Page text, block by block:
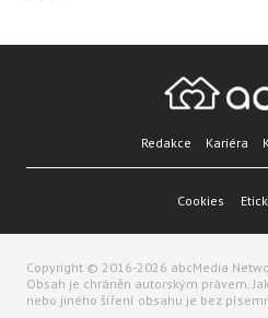
Redakce Kariéra
Cookies
Copyright © 2016-2026 abcMedia
Obsah je chráněn autorským právem.
nebo jiného šíření obsahu je bez